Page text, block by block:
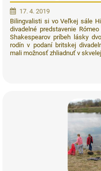
17. 4. 2019
Bilingvalisti si vo Veľkej sále
divadelné predstavenie
Shakespearov príbeh lásky
rodín v podaní britskej
mali možnosť zhliadnuť v